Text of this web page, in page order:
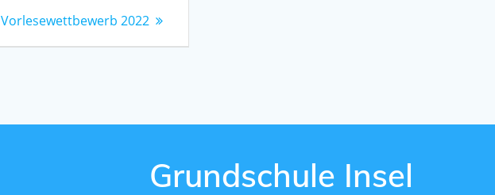
Nächster
Vorlesewettbewerb 2022
Grundschule Insel